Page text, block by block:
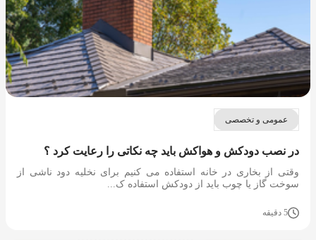
عمومی و تخصصی
در نصب دودکش و هواکش باید چه نکاتی را رعایت کرد ؟
وقتی از بخاری در خانه استفاده می کنیم برای نخلیه دود ناشی از
سوخت گاز یا چوب باید از دودکش استفاده ک...
5 دقیقه